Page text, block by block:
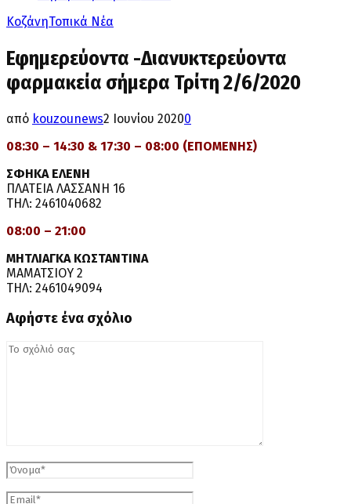
ΚοζάνηΤοπικά Νέα
Εφημερεύοντα -Διανυκτερεύοντα
φαρμακεία σήμερα Τρίτη 2/6/2020
από kouzounews2 Ιουνίου 20200
08:30 – 14:30 & 17:30 – 08:00 (ΕΠΟΜΕΝΗΣ)
ΣΦΗΚΑ ΕΛΕΝΗ
ΠΛΑΤΕΙΑ ΛΑΣΣΑΝΗ 16
ΤΗΛ: 2461040682
08:00 – 21:00
ΜΗΤΛΙΑΓΚΑ ΚΩΣΤΑΝΤΙΝΑ
ΜΑΜΑΤΣΙΟΥ 2
ΤΗΛ: 2461049094
Αφήστε ένα σχόλιο